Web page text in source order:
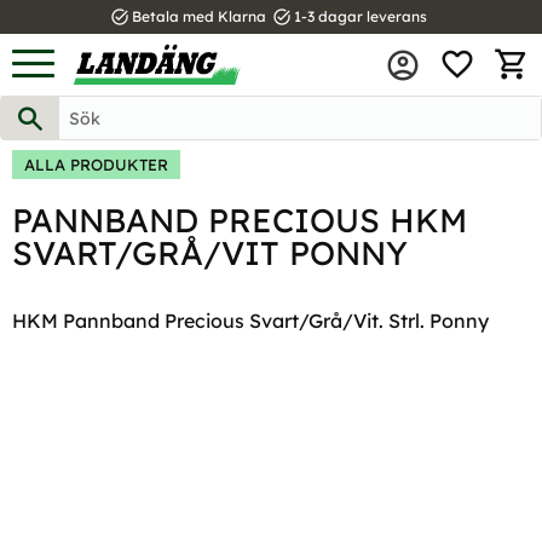
Meny
task_alt Betala med Klarna task_alt 1-3 dagar leverans
ALLA PRODUKTER
PANNBAND PRECIOUS HKM
SVART/GRÅ/VIT PONNY
HKM Pannband Precious Svart/Grå/Vit. Strl. Ponny